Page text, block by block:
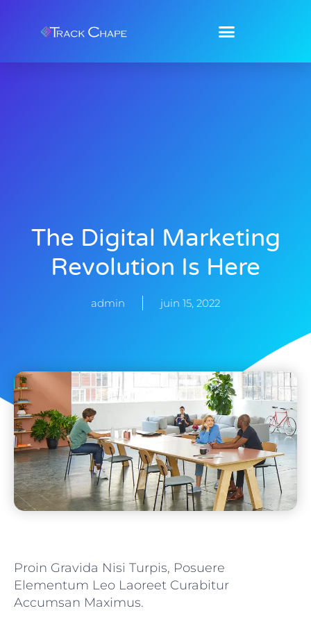
The Digital Marketing
Revolution Is Here
admin juin 15, 2022
Proin Gravida Nisi Turpis, Posuere
Elementum Leo Laoreet Curabitur
Accumsan Maximus.